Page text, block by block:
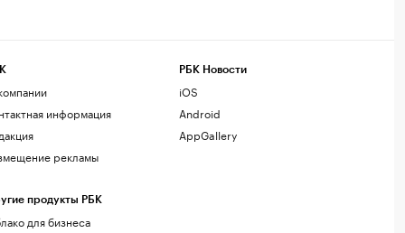
информация
рекламы
продукты РБК
для бизнеса
РБК Новости
iOS
Android
AppGallery